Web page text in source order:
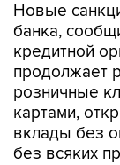
Новые
банка,
кредитной
продолжает
розничные
картами,
вклады без
без всяких